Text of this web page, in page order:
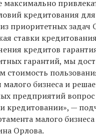
кредитования
приоритетных задач
ставки
кредитов
гарантий, мы
стоимость
малого бизнеса и
предприятий вопрос
кредитовании», —
малого
Орлова.